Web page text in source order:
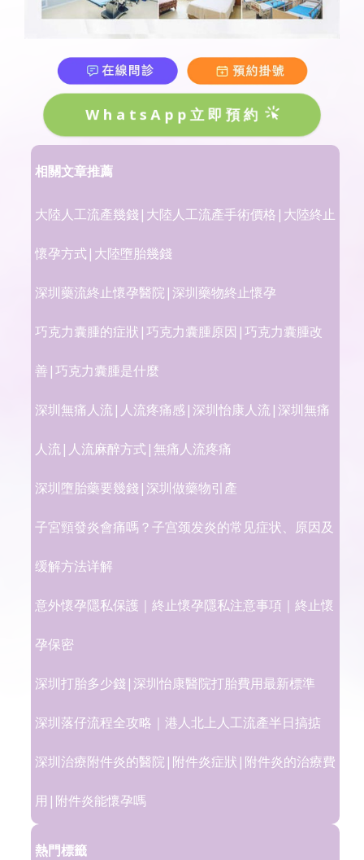
WhatsApp立即預約
相關文章推薦
大陸人工流產幾錢|大陸人工流產手術價格|大陸終止
懷孕方式|大陸墮胎幾錢
深圳藥流終止懷孕醫院|深圳藥物終止懷孕
巧克力囊腫的症狀|巧克力囊腫原因|巧克力囊腫改
善|巧克力囊腫是什麼
深圳無痛人流|人流疼痛感|深圳怡康人流|深圳無痛
人流|人流麻醉方式|無痛人流疼痛
深圳墮胎藥要幾錢|深圳做藥物引產
子宮頸發炎會痛嗎？子宫颈发炎的常见症状、原因及
缓解方法详解
意外懷孕隱私保護｜終止懷孕隱私注意事項｜終止懷
孕保密
深圳打胎多少錢|深圳怡康醫院打胎費用最新標準
深圳落仔流程全攻略｜港人北上人工流產半日搞掂
深圳治療附件炎的醫院|附件炎症狀|附件炎的治療費
用|附件炎能懷孕嗎
熱門標籤